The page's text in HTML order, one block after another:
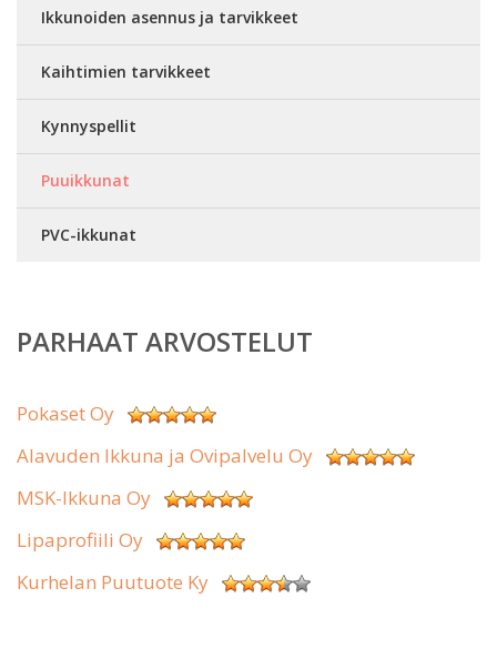
Ikkunoiden asennus ja tarvikkeet
Kaihtimien tarvikkeet
Kynnyspellit
Puuikkunat
PVC-ikkunat
PARHAAT ARVOSTELUT
Pokaset Oy
Alavuden Ikkuna ja Ovipalvelu Oy
MSK-Ikkuna Oy
Lipaprofiili Oy
Kurhelan Puutuote Ky